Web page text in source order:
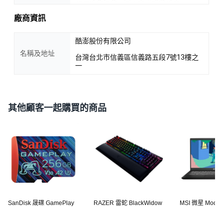
廠商資訊
名稱及地址
酷澎股份有限公司
台灣台北市信義區信義路五段7號13樓之
一
其他顧客一起購買的商品
SanDisk 晟碟 GamePlay
RAZER 雷蛇 BlackWidow
MSI 微星